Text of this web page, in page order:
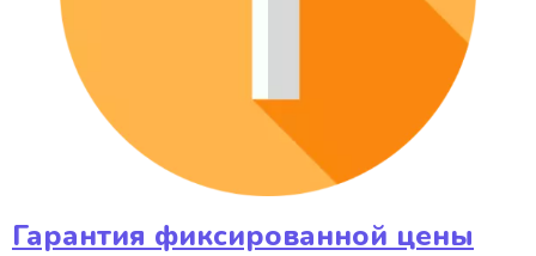
Гарантия фиксированной цены